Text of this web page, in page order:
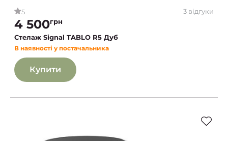
5 3 відгуки
4 500грн
Стелаж Signal TABLO R5 Дуб
В наявності у постачальника
Купити